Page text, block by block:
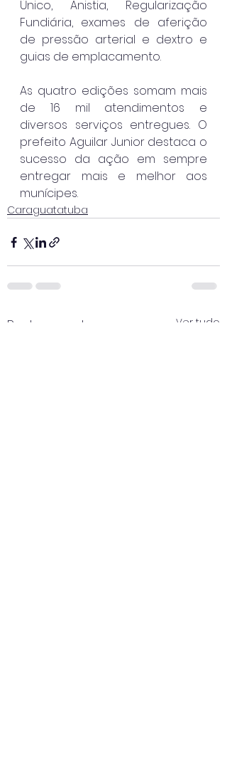
Único, Anistia, Regularização
Fundiária, exames de aferição
de pressão arterial e dextro e
guias de emplacamento.
As quatro edições somam mais
de 16 mil atendimentos e
diversos serviços entregues. O
prefeito Aguilar Junior destaca o
sucesso da ação em sempre
entregar mais e melhor aos
munícipes.
Caraguatatuba
Posts recentes Ver tudo